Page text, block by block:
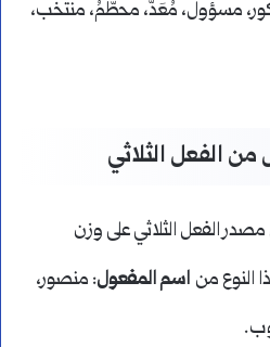
مسؤول، مُعَدٌّ، محطّمُ، منتخب،
الفعل الثلاثي
الفعل الثلاثي على وزن
النوع من اسم المفعول: منصور،